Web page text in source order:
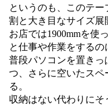
というのも、このテー
割と大き目なサイズ展
お店では1900mmを使
と仕事や作業をするの
普段パソコンを置きっ
つ、さらに空いたスペ
る。
収納はない代わりに